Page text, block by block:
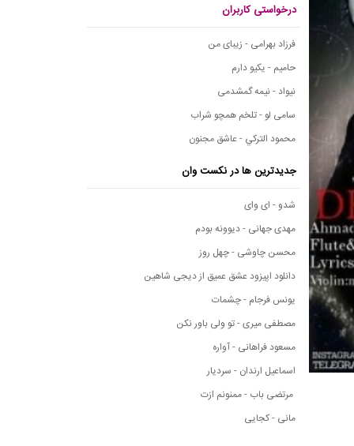
درخواستی کاربران
فرزاد بهرامی - زیبای من
حامیم - یکیو دارم
نیواد - نیمه گمشدمی
سامی لو - تلخم همچو شراب
محمود التركي - عاشق مجنون
جدیدترین ها در نکست وان
شدو - ای وای
مهدی جهانی - دیوونه بودم
محسن چاوشی - چهل روز
دانلود اپیزود عشق عمیق از دیجی شاهین
یونس فرجام - چشمات
مصطفی میری - تو ولی باور نکن
مسعود فراهانی - آواره
اسماعیل ارندان - سردیار
مرتضی باب - ممنونم ازت
مانی - کجایی